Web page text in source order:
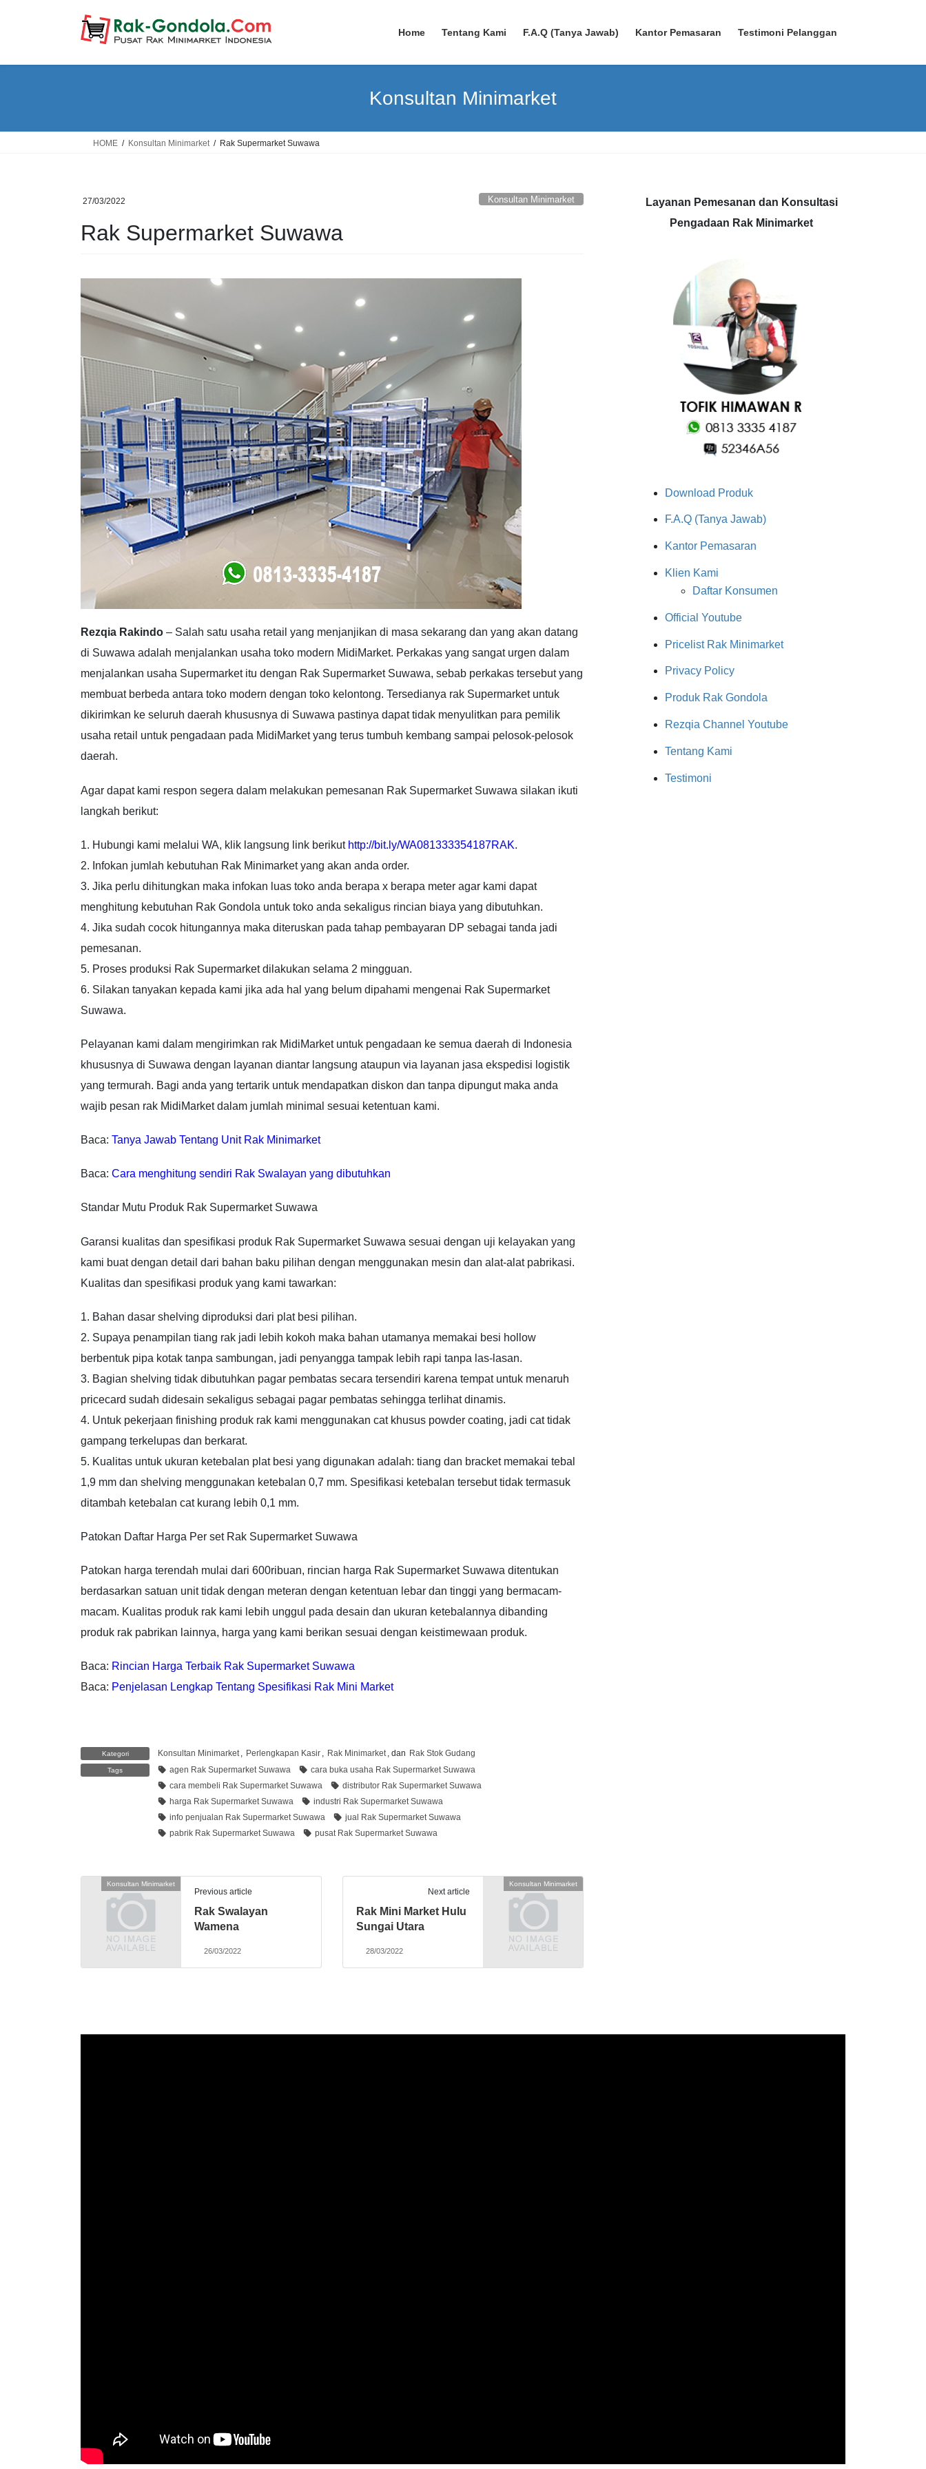
Home Tentang Kami F.A.Q (Tanya Jawab) Kantor Pemasaran Testimoni Pelanggan
Konsultan Minimarket
HOME Konsultan Minimarket Rak Supermarket Suwawa
27/03/2022 Konsultan Minimarket
Rak Supermarket Suwawa
Rezqia Rakindo – Salah satu usaha retail yang menjanjikan di masa sekarang dan yang akan datang
di Suwawa adalah menjalankan usaha toko modern MidiMarket. Perkakas yang sangat urgen dalam
menjalankan usaha Supermarket itu dengan Rak Supermarket Suwawa, sebab perkakas tersebut yang
membuat berbeda antara toko modern dengan toko kelontong. Tersedianya rak Supermarket untuk
dikirimkan ke seluruh daerah khususnya di Suwawa pastinya dapat tidak menyulitkan para pemilik
usaha retail untuk pengadaan pada MidiMarket yang terus tumbuh kembang sampai pelosok-pelosok
daerah.
Agar dapat kami respon segera dalam melakukan pemesanan Rak Supermarket Suwawa silakan ikuti
langkah berikut:
1. Hubungi kami melalui WA, klik langsung link berikut http://bit.ly/WA081333354187RAK.
2. Infokan jumlah kebutuhan Rak Minimarket yang akan anda order.
3. Jika perlu dihitungkan maka infokan luas toko anda berapa x berapa meter agar kami dapat
menghitung kebutuhan Rak Gondola untuk toko anda sekaligus rincian biaya yang dibutuhkan.
4. Jika sudah cocok hitungannya maka diteruskan pada tahap pembayaran DP sebagai tanda jadi
pemesanan.
5. Proses produksi Rak Supermarket dilakukan selama 2 mingguan.
6. Silakan tanyakan kepada kami jika ada hal yang belum dipahami mengenai Rak Supermarket
Suwawa.
Pelayanan kami dalam mengirimkan rak MidiMarket untuk pengadaan ke semua daerah di Indonesia
khususnya di Suwawa dengan layanan diantar langsung ataupun via layanan jasa ekspedisi logistik
yang termurah. Bagi anda yang tertarik untuk mendapatkan diskon dan tanpa dipungut maka anda
wajib pesan rak MidiMarket dalam jumlah minimal sesuai ketentuan kami.
Baca: Tanya Jawab Tentang Unit Rak Minimarket
Baca: Cara menghitung sendiri Rak Swalayan yang dibutuhkan
Standar Mutu Produk Rak Supermarket Suwawa
Garansi kualitas dan spesifikasi produk Rak Supermarket Suwawa sesuai dengan uji kelayakan yang
kami buat dengan detail dari bahan baku pilihan dengan menggunakan mesin dan alat-alat pabrikasi.
Kualitas dan spesifikasi produk yang kami tawarkan:
1. Bahan dasar shelving diproduksi dari plat besi pilihan.
2. Supaya penampilan tiang rak jadi lebih kokoh maka bahan utamanya memakai besi hollow
berbentuk pipa kotak tanpa sambungan, jadi penyangga tampak lebih rapi tanpa las-lasan.
3. Bagian shelving tidak dibutuhkan pagar pembatas secara tersendiri karena tempat untuk menaruh
pricecard sudah didesain sekaligus sebagai pagar pembatas sehingga terlihat dinamis.
4. Untuk pekerjaan finishing produk rak kami menggunakan cat khusus powder coating, jadi cat tidak
gampang terkelupas dan berkarat.
5. Kualitas untuk ukuran ketebalan plat besi yang digunakan adalah: tiang dan bracket memakai tebal
1,9 mm dan shelving menggunakan ketebalan 0,7 mm. Spesifikasi ketebalan tersebut tidak termasuk
ditambah ketebalan cat kurang lebih 0,1 mm.
Patokan Daftar Harga Per set Rak Supermarket Suwawa
Patokan harga terendah mulai dari 600ribuan, rincian harga Rak Supermarket Suwawa ditentukan
berdasarkan satuan unit tidak dengan meteran dengan ketentuan lebar dan tinggi yang bermacam-
macam. Kualitas produk rak kami lebih unggul pada desain dan ukuran ketebalannya dibanding
produk rak pabrikan lainnya, harga yang kami berikan sesuai dengan keistimewaan produk.
Baca: Rincian Harga Terbaik Rak Supermarket Suwawa
Baca: Penjelasan Lengkap Tentang Spesifikasi Rak Mini Market
Kategori Konsultan Minimarket Perlengkapan Kasir Rak Minimarket , dan Rak Stok Gudang
Tags agen Rak Supermarket Suwawa
cara buka usaha Rak Supermarket Suwawa
cara membeli Rak Supermarket Suwawa
distributor Rak Supermarket Suwawa
harga Rak Supermarket Suwawa
industri Rak Supermarket Suwawa
info penjualan Rak Supermarket Suwawa
jual Rak Supermarket Suwawa
pabrik Rak Supermarket Suwawa
pusat Rak Supermarket Suwawa
Konsultan Minimarket
Previous article
Rak Swalayan
Wamena
26/03/2022
Konsultan Minimarket
Next article
Rak Mini Market Hulu
Sungai Utara
28/03/2022
Layanan Pemesanan dan Konsultasi
Pengadaan Rak Minimarket
Download Produk
F.A.Q (Tanya Jawab)
Kantor Pemasaran
Klien Kami
Daftar Konsumen
Official Youtube
Pricelist Rak Minimarket
Privacy Policy
Produk Rak Gondola
Rezqia Channel Youtube
Tentang Kami
Testimoni